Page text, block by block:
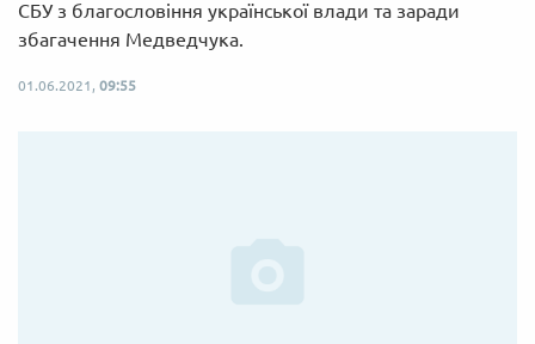
СБУ з благословіння української влади та заради
збагачення Медведчука.
01.06.2021, 09:55